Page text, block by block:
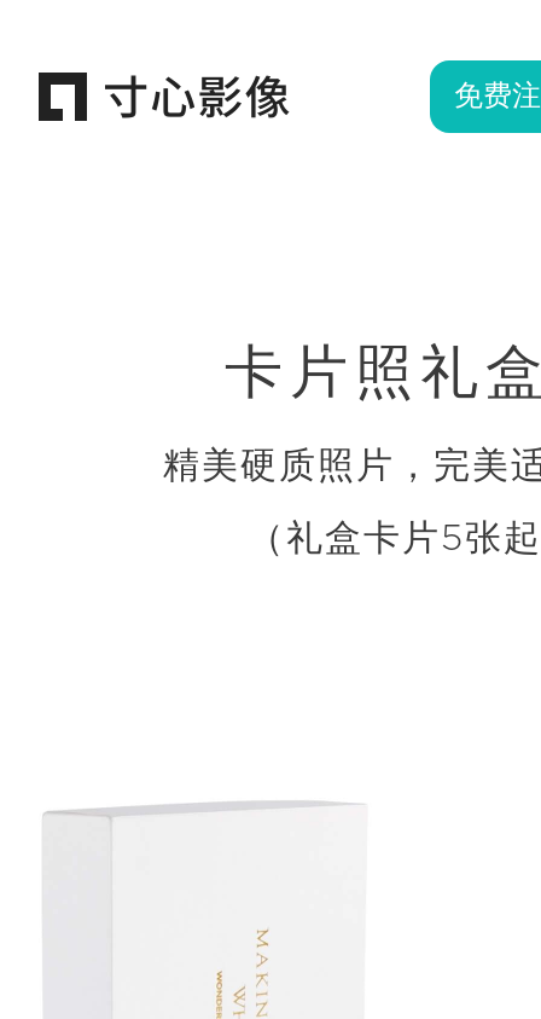
免费
卡片照礼
精美硬质照片，完美
（礼盒卡片5张